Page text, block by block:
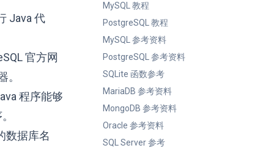
Java 代
官方网
。
程序能够
数据库名
MySQL 教程
PostgreSQL 教程
MySQL 参考资料
PostgreSQL 参考资料
SQLite 函数参考
MariaDB 参考资料
MongoDB 参考资料
Oracle 参考资料
SQL Server 参考